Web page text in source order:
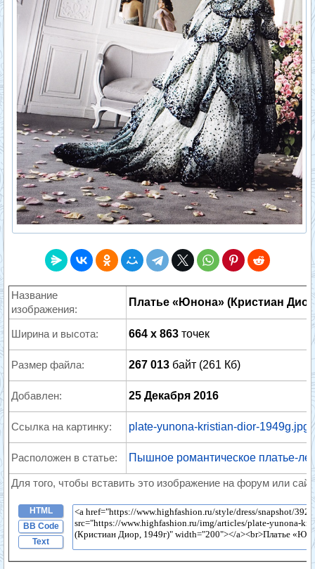
Название
изображения:
Платье «Юнона» (Кристиан
Ширина и высота: 664 x 863 точек
Размер файла: 267 013 байт (261 Кб)
Добавлен: 25 Декабря 2016
Ссылка на картинку: plate-yunona-kristian-dior-1949g.jpg
Расположен в статье: Пышное романтическое платье-
Для того, чтобы вставить это изображение на форум или
HTML
BB Code
Text